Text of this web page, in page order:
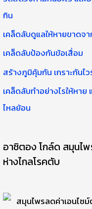
บ
:
กิน
เคล็ดลับดูแลให้หายขาดจ
เคล็ดลับป้องกันข้อเสื่อม
สร้างภูมิคุ้มกัน เกราะกันไ
เคล็ดลับทำอย่างไรให้หา
ไหลย้อน
อาซิตอง โกล์ด สมุนไ
ห่างไกลโรคตับ